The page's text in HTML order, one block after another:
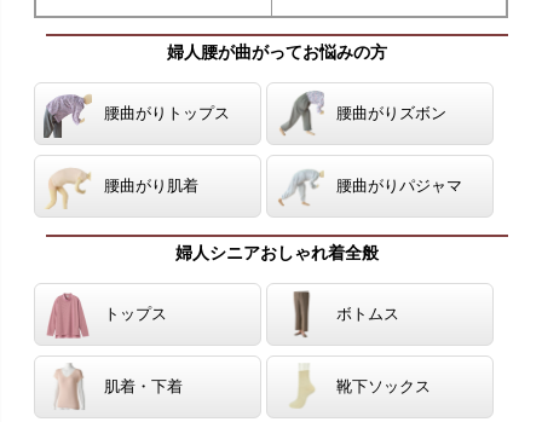
婦人腰が曲がってお悩みの方
腰曲がりトップス 腰曲がりズボン
腰曲がり肌着 腰曲がりパジャマ
婦人シニアおしゃれ着全般
トップス ボトムス
肌着・下着 靴下ソックス